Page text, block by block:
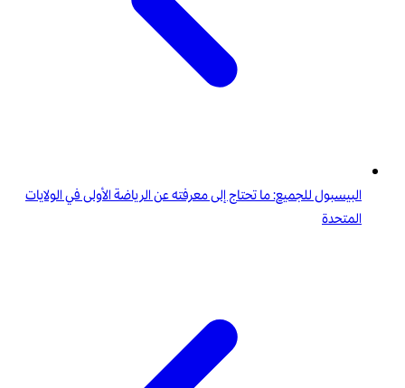
البيسبول للجميع: ما تحتاج إلى معرفته عن الرياضة الأولى في الولايات
المتحدة